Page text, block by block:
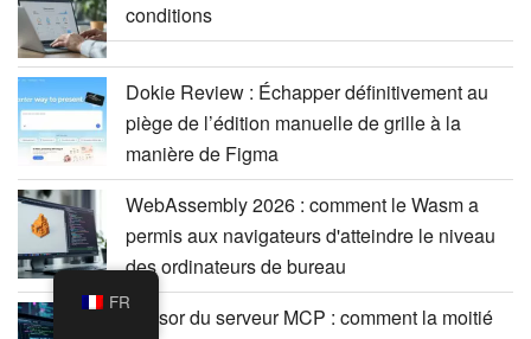
conditions
Dokie Review : Échapper définitivement au
piège de l’édition manuelle de grille à la
manière de Figma
WebAssembly 2026 : comment le Wasm a
permis aux navigateurs d'atteindre le niveau
des ordinateurs de bureau
L’essor du serveur MCP : comment la moitié
FR